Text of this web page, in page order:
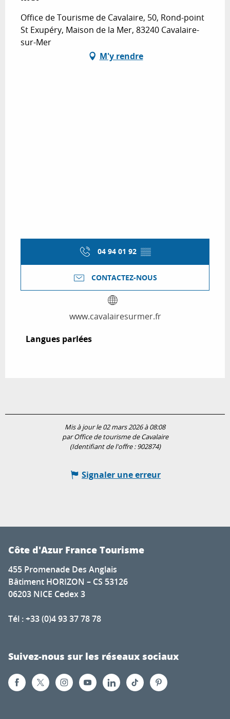
Office de Tourisme de Cavalaire, 50, Rond-point
St Exupéry, Maison de la Mer, 83240 Cavalaire-
sur-Mer
M'y rendre
04 94 01 92 ▒▒
CONTACTEZ-NOUS
www.cavalairesurmer.fr
Langues parlées
Langues parlées
Mis à jour le 02 mars 2026 à 08:08
par Office de tourisme de Cavalaire
(Identifiant de l'offre :902874)
Signaler une erreur
Côte d'Azur France Tourisme
455 Promenade Des Anglais
Bâtiment HORIZON – CS 53126
06203 NICE Cedex 3
Tél : +33 (0)4 93 37 78 78
Suivez-nous sur les réseaux sociaux